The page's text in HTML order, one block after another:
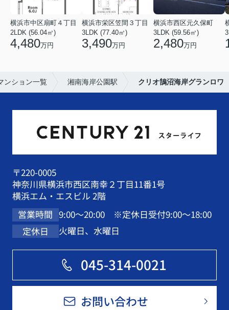
横浜市中区扇町４丁目
2LDK (56.04㎡)
4,480万円
横浜市栄区笠間３丁目
3LDK (77.40㎡)
3,490万円
横浜市西区元久保町
3LDK (59.56㎡)
2,480万円
ンション一覧 湘南海岸公園駅 クリオ鵠沼海岸グランロワ
〒220-0005
神奈川県横浜市西区南幸２丁目11番1号
横浜エム・エスビル 2階
営業時間 9:00～20:00 ※定休日受付9:00～18:00
定休日
火曜日、水曜日
045-314-0021
お問い合わせ